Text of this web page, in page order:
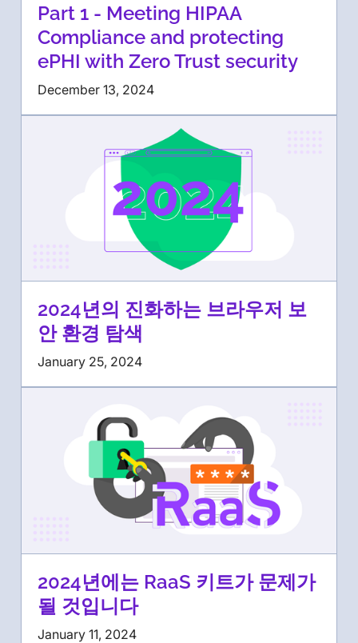
Part 1 - Meeting HIPAA
Compliance and protecting
ePHI with Zero Trust security
December 13, 2024
2024년의 진화하는 브라우저 보
안 환경 탐색
January 25, 2024
2024년에는 RaaS 키트가 문제가
될 것입니다
January 11, 2024